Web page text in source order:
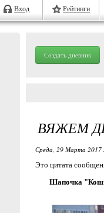
Вход Рейтинги
Создать дневник
ВЯЖЕМ
Среда, 29 Марта 2017
Это цитата
Шапочка